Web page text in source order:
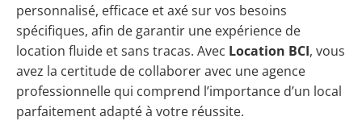
personnalisé, efficace et axé sur vos besoins
spécifiques, afin de garantir une expérience de
location fluide et sans tracas. Avec Location BCI, vous
avez la certitude de collaborer avec une agence
professionnelle qui comprend l’importance d’un local
parfaitement adapté à votre réussite.